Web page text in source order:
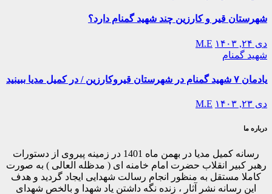
شهرستان قیر و کارزین چند شهید گمنام دارد؟
دی ۲۴, ۱۴۰۳
M.E
شهید گمنام
یادمان ۷ شهید گمنام در شهرستان قیروکارزین / در کمیل مدیا ببینید
دی ۲۳, ۱۴۰۳ M.E
درباره ما
رسانه کمیل مدیا در بهمن ماه 1401 در زمینه پیروی از دستورات
رهبر کبیر انقلاب حضرت امام خامنه ای ( مدظله العالی ) به صورت
کاملا مستقل به منظور انجام رسالت شهدایی ایجاد گردید و هدف
این رسانه نشر آثار ، زنده نگه داشتن یاد شهدا و بالخص شهدای